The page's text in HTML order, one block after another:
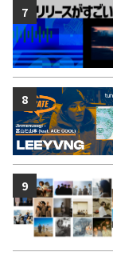
7
8
9